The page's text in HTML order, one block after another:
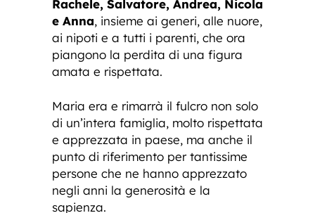
Rachele, Salvatore, Andrea, Nicola
e Anna, insieme ai generi, alle nuore,
ai nipoti e a tutti i parenti, che ora
piangono la perdita di una figura
amata e rispettata.
Maria era e rimarrà il fulcro non solo
di un’intera famiglia, molto rispettata
e apprezzata in paese, ma anche il
punto di riferimento per tantissime
persone che ne hanno apprezzato
negli anni la generosità e la
sapienza.